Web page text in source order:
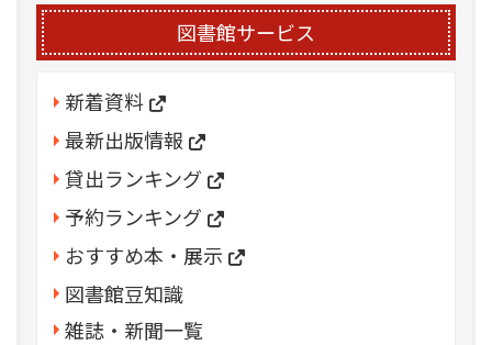
図書館サービス
新着資料
最新出版情報
貸出ランキング
予約ランキング
おすすめ本・展示
図書館豆知識
雑誌・新聞一覧